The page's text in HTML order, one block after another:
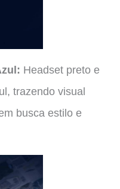
Headset preto e
trazendo visual
busca estilo e